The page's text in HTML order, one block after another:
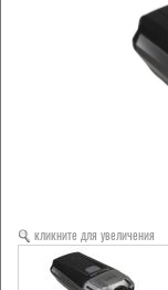
кликните для увеличения